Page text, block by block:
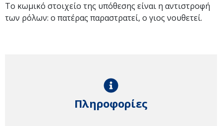
Το κωμικό στοιχείο της υπόθεσης είναι η αντιστροφή
των ρόλων: ο πατέρας παραστρατεί, ο γιος νουθετεί.
Πληροφορίες